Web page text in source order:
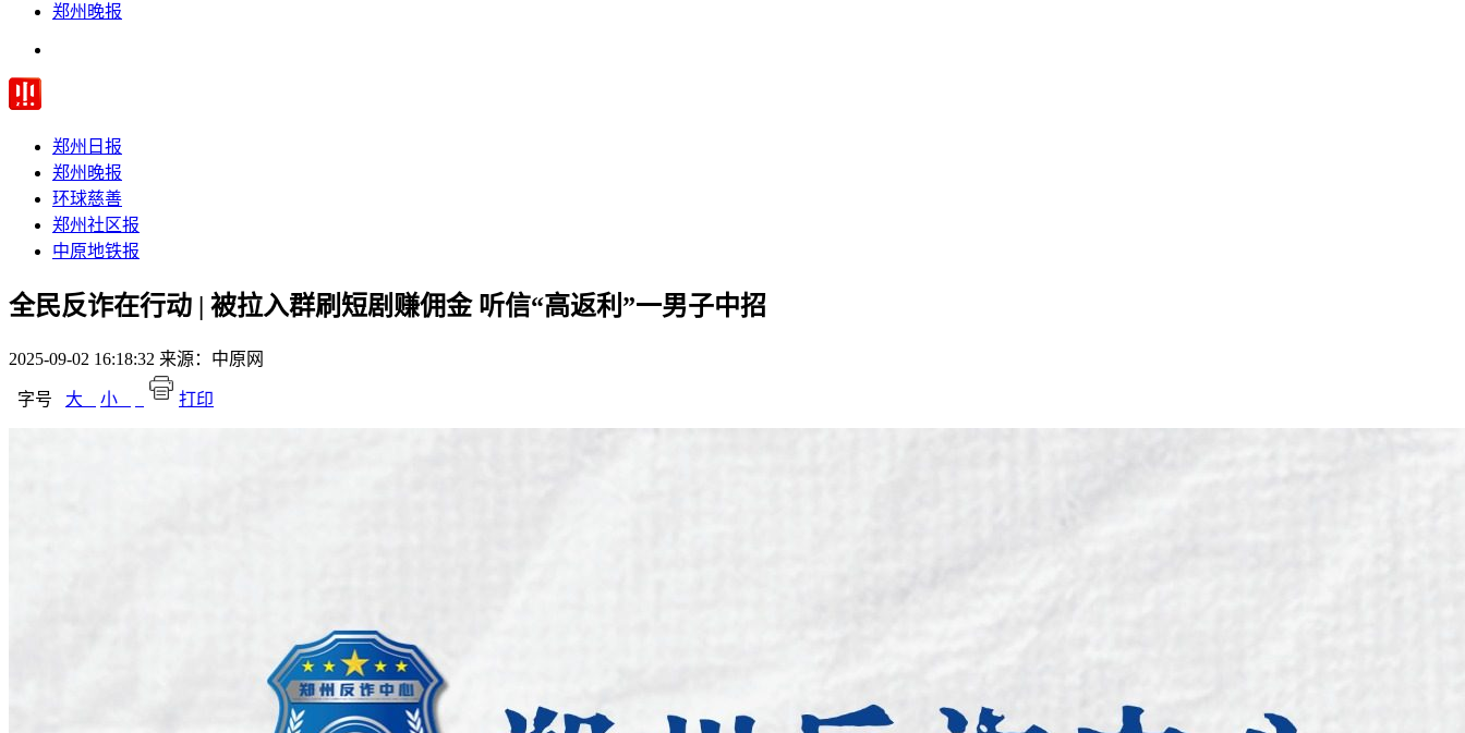
郑州晚报
郑州日报
郑州晚报
环球慈善
郑州社区报
中原地铁报
全民反诈在行动 | 被拉入群刷短剧赚佣金 听信“高返利”一男子中招
2025-09-02 16:18:32 来源：中原网
字号 大 小 打印